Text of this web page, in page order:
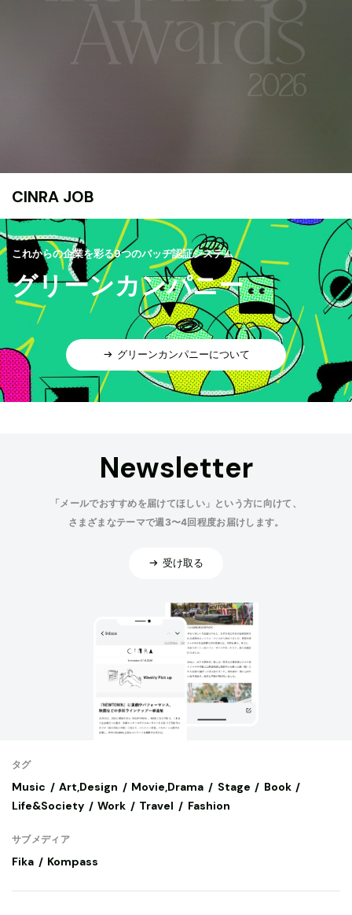
CINRA JOB
これからの企業を彩る9つのバッヂ認証システム
グリーンカンパニー
グリーンカンパニーについて
Newsletter
「メールでおすすめを届けてほしい」という方に向けて、
さまざまなテーマで週3〜4回程度お届けします。
受け取る
タグ
Music Art,Design Movie,Drama Stage
Book
Life&Society
Work Travel Fashion
サブメディア
Fika Kompass